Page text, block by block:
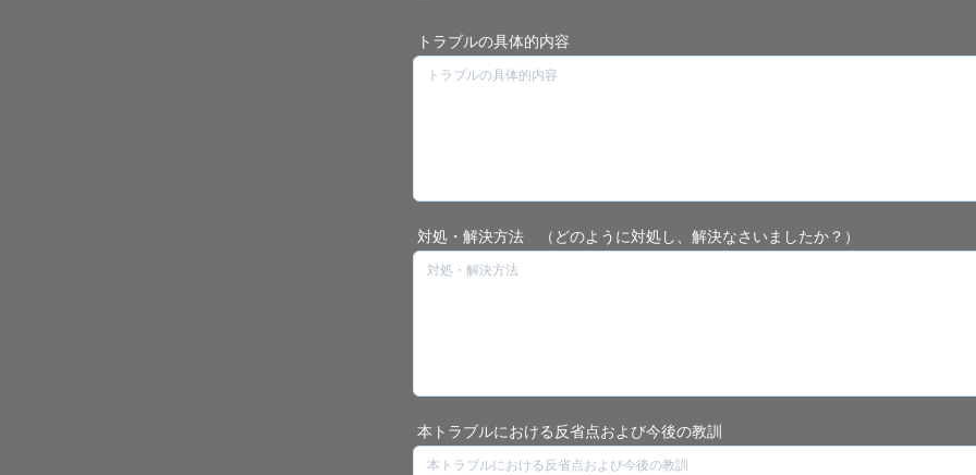
トラブルの具体的内容
対処・解決方法 （どのように対処し、解決なさいましたか？）
本トラブルにおける反省点および今後の教訓